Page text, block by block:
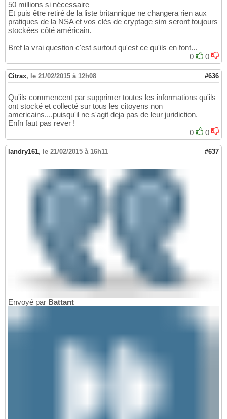
50 millions si nécessaire
Et puis être retiré de la liste britannique ne changera rien aux
pratiques de la NSA et vos clés de cryptage sim seront toujours
stockées côté américain.
Bref la vrai question c'est surtout qu'est ce qu'ils en font...
0
0
Citrax, le 21/02/2015 à 12h08 #636
Qu'ils commencent par supprimer toutes les informations qu'ils
ont stocké et collecté sur tous les citoyens non
americains....puisqu'il ne s'agit deja pas de leur juridiction.
Enfn faut pas rever !
0
0
landry161, le 21/02/2015 à 16h11 #637
Envoyé par Battant